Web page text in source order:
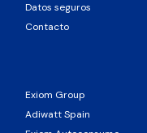
Datos seguros
Contacto
Exiom Group
Adiwatt Spain